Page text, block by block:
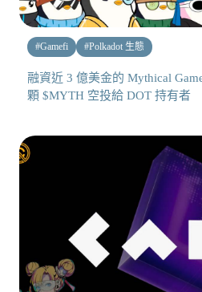
#Gamefi #Polkadot 生態
融資近 3 億美金的 Mythical
顆 $MYTH 空投給 DOT 持有者